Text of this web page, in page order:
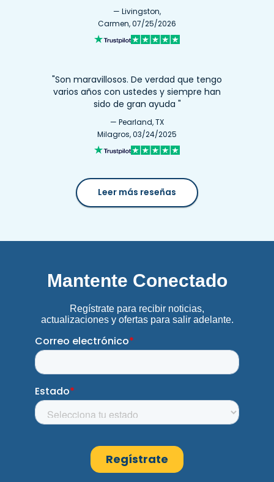
— Livingston,
Carmen, 07/25/2026
"Son maravillosos. De verdad que tengo
varios años con ustedes y siempre han
sido de gran ayuda "
— Pearland, TX
Milagros, 03/24/2025
Leer más reseñas